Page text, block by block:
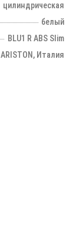
цилиндрическая
белый
BLU1 R ABS Slim
ARISTON, Италия